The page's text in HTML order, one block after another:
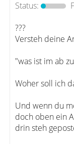
Status:
???
Versteh deine
"was ist im ab
Woher soll ich
Und wenn du
doch oben ein
drin steh